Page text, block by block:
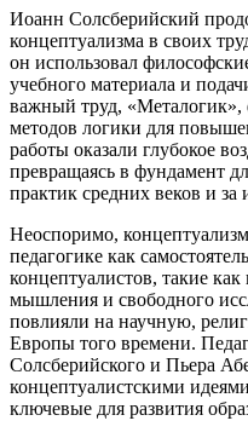
Иоанн Солсберийский
концептуализма в своих
он использовал
учебного материала и
важный труд, «Металогик»,
методов логики для
работы оказали глубокое
превращаясь в фундамент
практик средних веков и за
Неоспоримо,
педагогике как
концептуалистов, такие
мышления и свободного
повлияли на научную,
Европы того времени.
Солсберийского и Пьера
концептуалистскими
ключевые для развития